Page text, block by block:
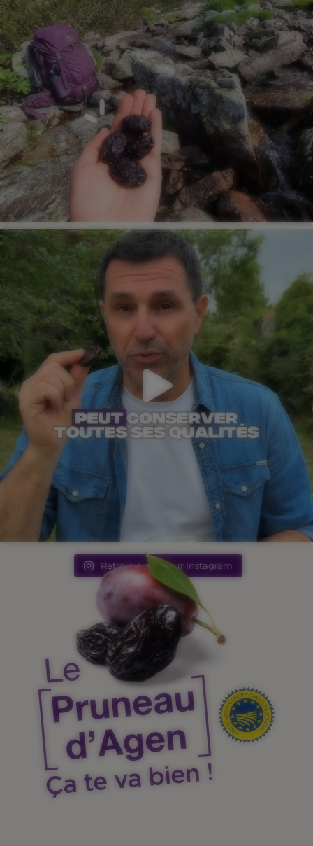
Retrouve-nous sur Instagram